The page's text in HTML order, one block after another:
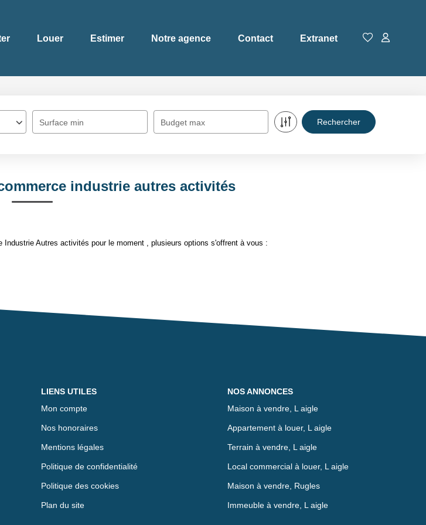
Louer Estimer Notre agence Contact Extranet
Surface min Budget max
industrie autres activités
Autres activités pour le moment , plusieurs options s'offrent à vous :
LIENS UTILES
Mon compte
Nos honoraires
Mentions légales
Politique de confidentialité
Politique des cookies
Plan du site
NOS ANNONCES
Maison à vendre, L aigle
Appartement à louer, L aigle
Terrain à vendre, L aigle
Local commercial à louer, L aigle
Maison à vendre, Rugles
Immeuble à vendre, L aigle